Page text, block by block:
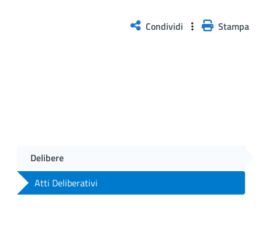
Condividi Stampa
Delibere
Atti Deliberativi